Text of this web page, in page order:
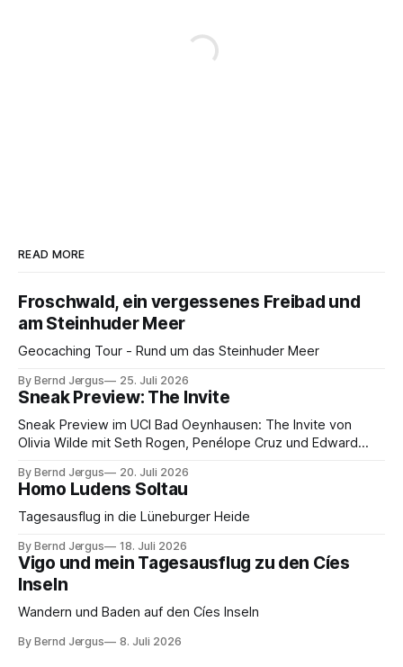
READ MORE
Froschwald, ein vergessenes Freibad und
am Steinhuder Meer
Geocaching Tour - Rund um das Steinhuder Meer
By Bernd Jergus 25. Juli 2026
Sneak Preview: The Invite
Sneak Preview im UCI Bad Oeynhausen: The Invite von
Olivia Wilde mit Seth Rogen, Penélope Cruz und Edward
By Bernd Jergus 20. Juli 2026
Homo Ludens Soltau
Tagesausflug in die Lüneburger Heide
By Bernd Jergus 18. Juli 2026
Vigo und mein Tagesausflug zu den Cíes
Inseln
Wandern und Baden auf den Cíes Inseln
By Bernd Jergus 8. Juli 2026